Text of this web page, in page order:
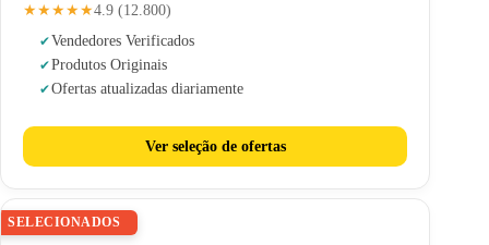
★★★★★4.9 (12.800)
Vendedores Verificados
Produtos Originais
Ofertas atualizadas diariamente
Ver seleção de ofertas
SELECIONADOS